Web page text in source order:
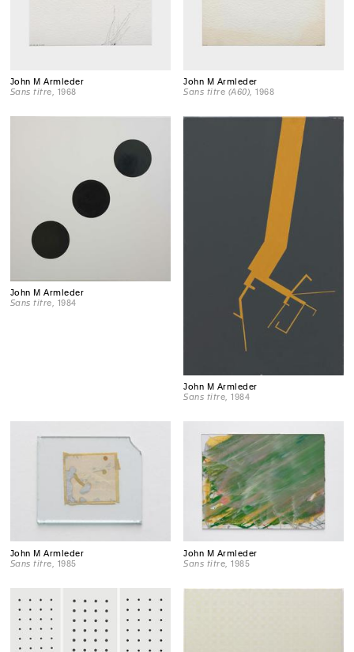
John M Armleder
Sans titre , 1968
John M Armleder
Sans titre (A60) , 1968
John M Armleder
Sans titre , 1984
John M Armleder
Sans titre , 1984
John M Armleder
Sans titre , 1985
John M Armleder
Sans titre , 1985